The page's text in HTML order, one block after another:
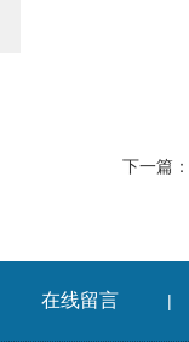
下一篇：
在线留言 |